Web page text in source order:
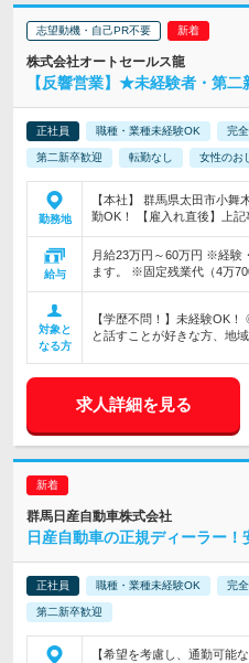
志望動機・自己PR不要
株式会社オートセールス龍
【反響営業】★未経験者・第
正社員 職種・業種未経験OK 完
第二新卒歓迎 転勤なし 女性のお
勤務地
【本社】 群馬県太田市小
勤OK！ 【雇入れ直後】上記
給与
月給23万円～60万円 ※経験
ます。 ※固定残業代（4万
対象と
なる方
【学歴不問！】未経験OK
と話すことが好きな方、地
求人詳細を見る
群馬日産自動車株式会社
日産自動車の正規ディーラー！
正社員 職種・業種未経験OK 完
第二新卒歓迎
【希望を考慮し、通勤可能